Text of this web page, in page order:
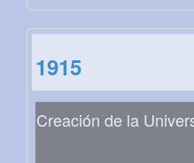
1915
Creación de la